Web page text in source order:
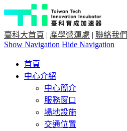
臺科大首頁 | 產學營運處 | 聯絡我們
Show Navigation Hide Navigation
首頁
中心介紹
中心簡介
服務窗口
場地設施
交通位置